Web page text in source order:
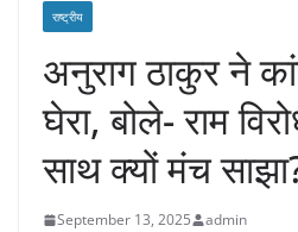
राष्ट्रीय
अनुराग ठाकुर ने
घेरा, बोले- राम
साथ क्यों मंच
September 13, 2025 admin